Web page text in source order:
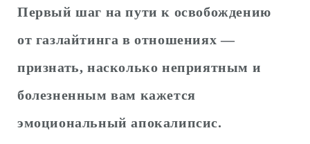
Первый шаг на пути к освобождению
от газлайтинга в отношениях —
признать, насколько неприятным и
болезненным вам кажется
эмоциональный апокалипсис.